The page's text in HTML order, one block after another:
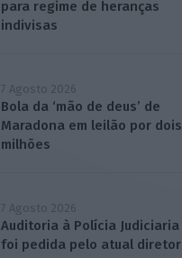
para regime de heranças
indivisas
7 Agosto 2026
Bola da ‘mão de deus’ de
Maradona em leilão por dois
milhões
7 Agosto 2026
Auditoria à Polícia Judiciaria
foi pedida pelo atual diretor